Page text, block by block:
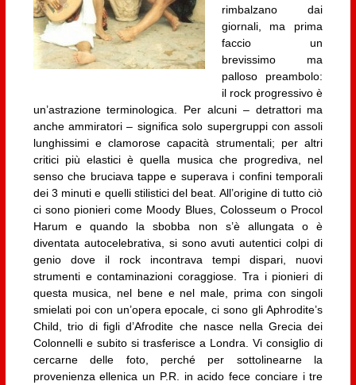
rimbalzano dai
giornali, ma prima
faccio un
brevissimo ma
palloso preambolo:
il rock progressivo è
un’astrazione terminologica. Per alcuni – detrattori ma
anche ammiratori – significa solo supergruppi con assoli
lunghissimi e clamorose capacità strumentali; per altri
critici più elastici è quella musica che progrediva, nel
senso che bruciava tappe e superava i confini temporali
dei 3 minuti e quelli stilistici del beat. All’origine di tutto ciò
ci sono pionieri come Moody Blues, Colosseum o Procol
Harum e quando la sbobba non s’è allungata o è
diventata autocelebrativa, si sono avuti autentici colpi di
genio dove il rock incontrava tempi dispari, nuovi
strumenti e contaminazioni coraggiose. Tra i pionieri di
questa musica, nel bene e nel male, prima con singoli
smielati poi con un’opera epocale, ci sono gli Aphrodite’s
Child, trio di figli d’Afrodite che nasce nella Grecia dei
Colonnelli e subito si trasferisce a Londra. Vi consiglio di
cercarne delle foto, perché per sottolinearne la
provenienza ellenica un P.R. in acido fece conciare i tre